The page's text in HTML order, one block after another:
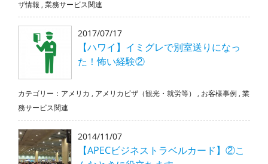
ザ情報 , 業務サービス関連
2017/07/17
【ハワイ】イミグレで別室送りになっ
た！怖い経験②
カテゴリー： アメリカ , アメリカビザ（観光・就労等） , お客様事例 , 業
務サービス関連
2014/11/07
【APECビジネストラベルカード】②こ